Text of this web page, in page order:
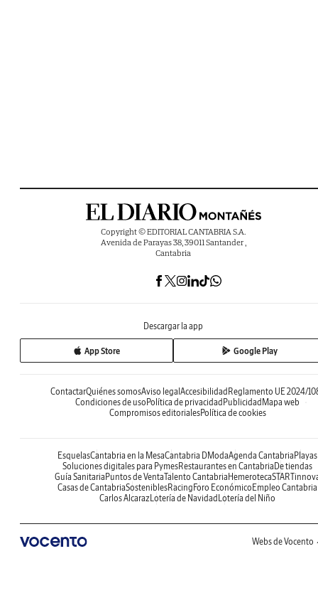
Copyright © EDITORIAL CANTABRIA S.A.
Avenida de Parayas 38, 39011 Santander ,
Cantabria
Descargar la app
App Store Google Play
ContactarQuiénes somosAviso legal Accesibilidad Reglamento UE 2024/
Condiciones de uso Política de privacidad Publicidad Mapa web
Compromisos editorialesPolítica de cookies
EsquelasCantabria en la MesaCantabria DModaAgenda Cantabria Playas
Soluciones digitales para PymesRestaurantes en Cantabria De tiendas
Guía Sanitaria Puntos de VentaTalento Cantabria Hemeroteca
Casas de CantabriaSosteniblesRacing Foro Económico Empleo Cantabria
Carlos AlcarazLotería de Navidad Lotería del Niño
Webs de Vocento